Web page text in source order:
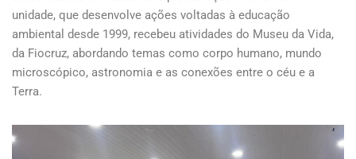
unidade, que desenvolve ações voltadas à educação
ambiental desde 1999, recebeu atividades do Museu da Vida,
da Fiocruz, abordando temas como corpo humano, mundo
microscópico, astronomia e as conexões entre o céu e a
Terra.